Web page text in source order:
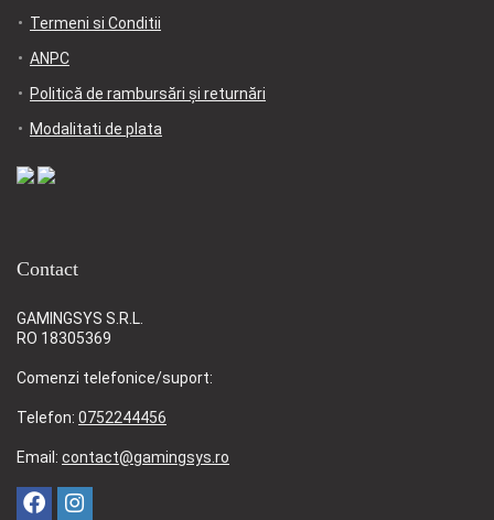
Termeni si Conditii
ANPC
Politică de rambursări și returnări
Modalitati de plata
Contact
GAMINGSYS S.R.L.
RO 18305369
Comenzi telefonice/suport:
Telefon: 0752244456
Email: contact@gamingsys.ro